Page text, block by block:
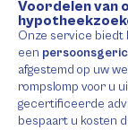
Voordelen van
Onze service biedt
een
afgestemd op uw
rompslomp voor u
gecertificeerde
bespaart u kosten